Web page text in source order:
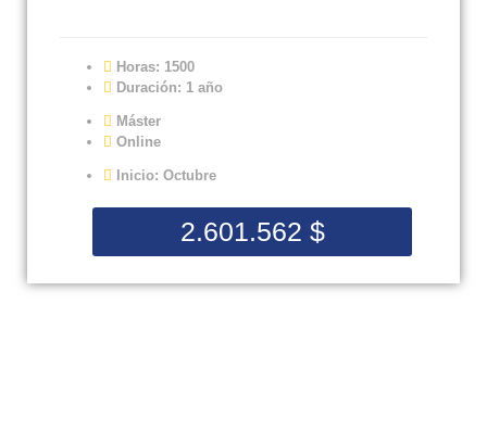
Horas: 1500
Duración: 1 año
Máster
Online
Inicio: Octubre
2.601.562 $